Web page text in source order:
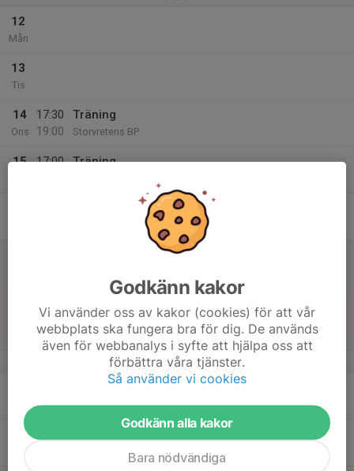
12
Mån
13
Tis
14
Ons
17:30
19:00
Träning
Storvretens BP
15
17:00
Träning
15:30
P2011- 5B
Storvretens IP 1
v.21
20
Godkänn kakor
Vi använder oss av kakor (cookies) för att vår
webbplats ska fungera bra för dig. De används
även för webbanalys i syfte att hjälpa oss att
förbättra våra tjänster.
Så använder vi cookies
Godkänn alla kakor
Bara nödvändiga